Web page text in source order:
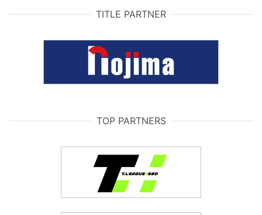
TITLE PARTNER
TOP PARTNERS